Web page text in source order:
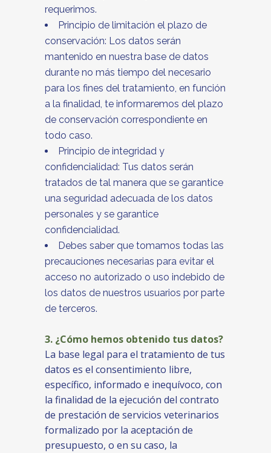
requerimos.
Principio de limitación el plazo de
conservación: Los datos serán
mantenido en nuestra base de datos
durante no más tiempo del necesario
para los fines del tratamiento, en función
a la finalidad, te informaremos del plazo
de conservación correspondiente en
todo caso.
Principio de integridad y
confidencialidad: Tus datos serán
tratados de tal manera que se garantice
una seguridad adecuada de los datos
personales y se garantice
confidencialidad.
Debes saber que tomamos todas las
precauciones necesarias para evitar el
acceso no autorizado o uso indebido de
los datos de nuestros usuarios por parte
de terceros.
3. ¿Cómo hemos obtenido tus datos?
La base legal para el tratamiento de tus
datos es el consentimiento libre,
específico, informado e inequívoco, con
la finalidad de la ejecución del contrato
de prestación de servicios veterinarios
formalizado por la aceptación de
presupuesto, o en su caso, la